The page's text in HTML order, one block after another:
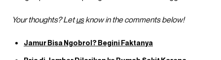
Your thoughts? Letusknow in the comments below!
Jamur Bisa Ngobrol? Begini Faktanya